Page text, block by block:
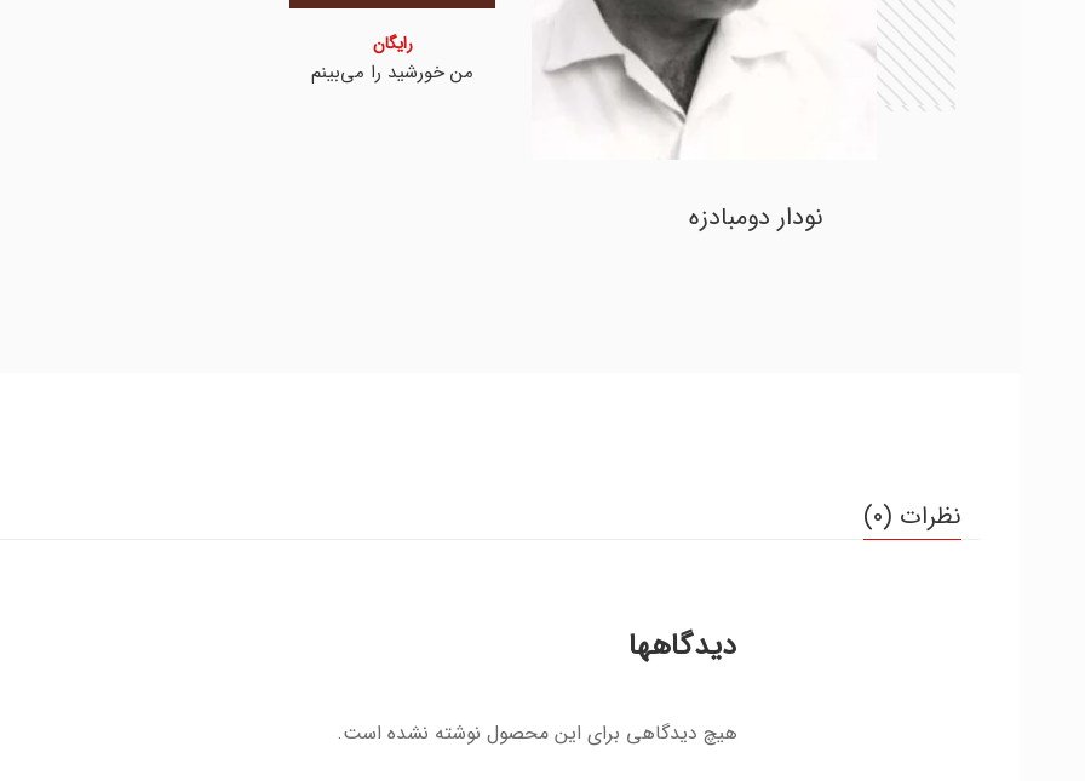
نودار دومبادزه
من خورشید را می‌بینم
رایگان
نظرات (0)
دیدگاهها
هیچ دیدگاهی برای این محصول نوشته نشده است.